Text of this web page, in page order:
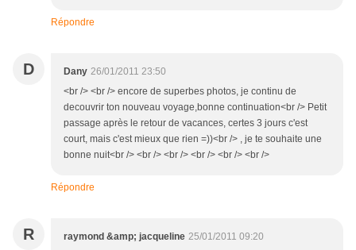
Répondre
D Dany 26/01/2011 23:50
<br /> <br /> encore de superbes photos, je continu de
decouvrir ton nouveau voyage,bonne continuation<br /> Petit
passage après le retour de vacances, certes 3 jours c'est
court, mais c'est mieux que rien =))<br /> , je te souhaite une
bonne nuit<br /> <br /> <br /> <br /> <br /> <br />
Répondre
R raymond &amp; jacqueline 25/01/2011 09:20